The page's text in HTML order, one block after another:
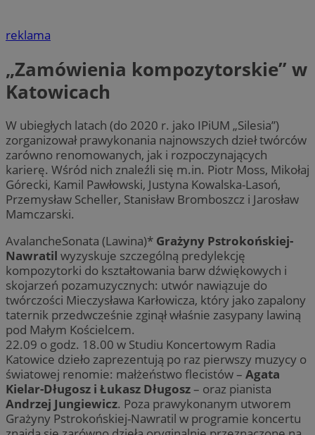
reklama
„Zamówienia kompozytorskie” w
Katowicach
W ubiegłych latach (do 2020 r. jako IPiUM „Silesia”)
zorganizował prawykonania najnowszych dzieł twórców
zarówno renomowanych, jak i rozpoczynających
karierę. Wśród nich znaleźli się m.in. Piotr Moss, Mikołaj
Górecki, Kamil Pawłowski, Justyna Kowalska-Lasoń,
Przemysław Scheller, Stanisław Bromboszcz i Jarosław
Mamczarski.
AvalancheSonata (Lawina)* Grażyny Pstrokońskiej-
Nawratil wyzyskuje szczególną predylekcję
kompozytorki do kształtowania barw dźwiękowych i
skojarzeń pozamuzycznych: utwór nawiązuje do
twórczości Mieczysława Karłowicza, który jako zapalony
taternik przedwcześnie zginął właśnie zasypany lawiną
pod Małym Kościelcem.
22.09 o godz. 18.00 w Studiu Koncertowym Radia
Katowice dzieło zaprezentują po raz pierwszy muzycy o
światowej renomie: małżeństwo flecistów – Agata
Kielar-Długosz i Łukasz Długosz– oraz pianista
Andrzej Jungiewicz. Poza prawykonanym utworem
Grażyny Pstrokońskiej-Nawratil w programie koncertu